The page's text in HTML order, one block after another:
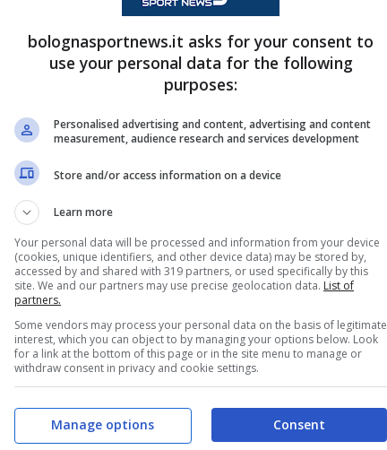
(sito ufficiale Fortitudo Bologna – Bolognasportnews)
che nel 2025 ha vacillato più di tutti: la
che fin qui conta 11 giocatori che sono
4 giocatori impiegati in tutti e 17 gli incontri
del Patron delle Aquile è quello di
analizza la situazione della propria squadra
della scorsa stagione,
Poi, fiducioso, guarda alla classifica “Per fortuna
lì tra le prime
“. Chiude poi con un
bolognasportnews.it asks for your consent to
use your personal data for the following
purposes:
Personalised advertising and content, advertising and content
measurement, audience research and services development
Store and/or access information on a device
Learn more
Your personal data will be processed and information from your device
(cookies, unique identifiers, and other device data) may be stored by,
accessed by and shared with 319 partners, or used specifically by this
site. We and our partners may use precise geolocation data. List of
partners.
Some vendors may process your personal data on the basis of legitimate
interest, which you can object to by managing your options below. Look
for a link at the bottom of this page or in the site menu to manage or
withdraw consent in privacy and cookie settings.
Consent
Manage options